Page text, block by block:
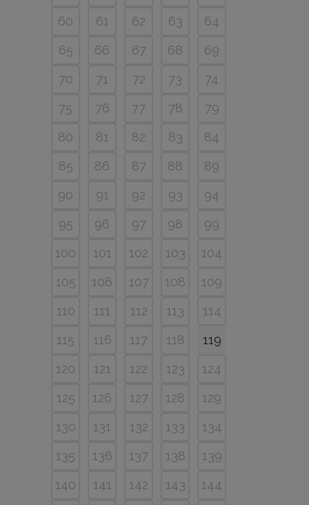
60
61 62 63
64
65
66 67 68
69
70
71 72 73
74
75
76 77 78
79
80
81 82 83
84
85
86 87 88
89
90
91 92 93
94
95
96 97 98
99
100
101 102 103
104
105
106 107 108
109
110
111 112 113
114
115
116 117 118
119
120
121 122 123
124
125
126 127 128
129
130
131 132 133
134
135
136 137 138
139
140
141 142 143
144